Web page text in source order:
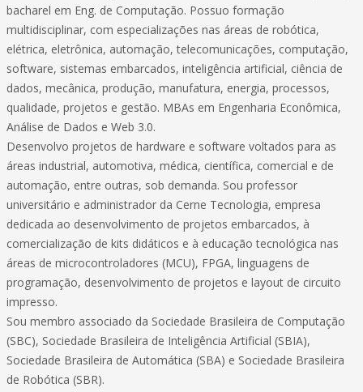
bacharel em Eng. de Computação. Possuo formação
multidisciplinar, com especializações nas áreas de robótica,
elétrica, eletrônica, automação, telecomunicações, computação,
software, sistemas embarcados, inteligência artificial, ciência de
dados, mecânica, produção, manufatura, energia, processos,
qualidade, projetos e gestão. MBAs em Engenharia Econômica,
Análise de Dados e Web 3.0.
Desenvolvo projetos de hardware e software voltados para as
áreas industrial, automotiva, médica, científica, comercial e de
automação, entre outras, sob demanda. Sou professor
universitário e administrador da Cerne Tecnologia, empresa
dedicada ao desenvolvimento de projetos embarcados, à
comercialização de kits didáticos e à educação tecnológica nas
áreas de microcontroladores (MCU), FPGA, linguagens de
programação, desenvolvimento de projetos e layout de circuito
impresso.
Sou membro associado da Sociedade Brasileira de Computação
(SBC), Sociedade Brasileira de Inteligência Artificial (SBIA),
Sociedade Brasileira de Automática (SBA) e Sociedade Brasileira
de Robótica (SBR).